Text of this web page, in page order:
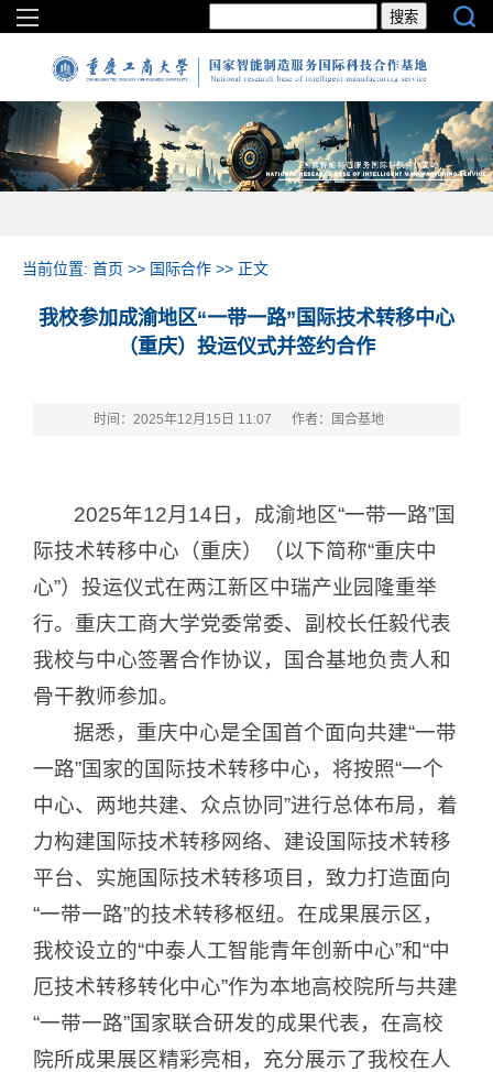
当前位置: 首页 >> 国际合作 >> 正文
我校参加成渝地区“一带一路”国际技术转移中心
（重庆）投运仪式并签约合作
时间：2025年12月15日 11:07 作者：国合基地
2025年12月14日，成渝地区“一带一路”国
际技术转移中心（重庆）（以下简称“重庆中
心”）投运仪式在两江新区中瑞产业园隆重举
行。重庆工商大学党委常委、副校长任毅代表
我校与中心签署合作协议，国合基地负责人和
骨干教师参加。
据悉，重庆中心是全国首个面向共建“一带
一路”国家的国际技术转移中心，将按照“一个
中心、两地共建、众点协同”进行总体布局，着
力构建国际技术转移网络、建设国际技术转移
平台、实施国际技术转移项目，致力打造面向
“一带一路”的技术转移枢纽。在成果展示区，
我校设立的“中泰人工智能青年创新中心”和“中
厄技术转移转化中心”作为本地高校院所与共建
“一带一路”国家联合研发的成果代表，在高校
院所成果展区精彩亮相，充分展示了我校在人